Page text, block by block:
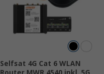
Selfsat 4G Cat 6 WLAN
Router MWR 4540 inkl. 5G